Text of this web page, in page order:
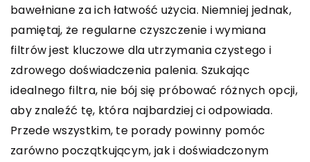
bawełniane za ich łatwość użycia. Niemniej jednak,
pamiętaj, że regularne czyszczenie i wymiana
filtrów jest kluczowe dla utrzymania czystego i
zdrowego doświadczenia palenia. Szukając
idealnego filtra, nie bój się próbować różnych opcji,
aby znaleźć tę, która najbardziej ci odpowiada.
Przede wszystkim, te porady powinny pomóc
zarówno początkującym, jak i doświadczonym